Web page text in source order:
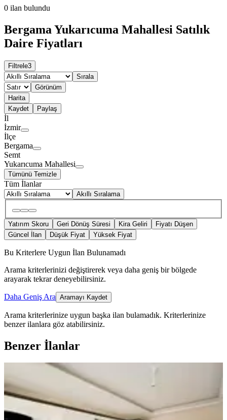
0 ilan bulundu
Bergama Yukarıcuma Mahallesi Satılık
Daire Fiyatları
Filtrele3
Sırala
Görünüm
Harita
Kaydet
Paylaş
İl
İzmir
İlçe
Bergama
Semt
Yukarıcuma Mahallesi
Tümünü Temizle
Tüm İlanlar
Akıllı Sıralama
Yatırım Skoru Geri Dönüş Süresi Kira Geliri
Fiyatı Düşen
Güncel İlan
Düşük Fiyat Yüksek Fiyat
Bu Kriterlere Uygun İlan Bulunamadı
Arama kriterlerinizi değiştirerek veya daha geniş bir bölgede
arayarak tekrar deneyebilirsiniz.
Daha Geniş Ara Aramayı Kaydet
Arama kriterlerinize uygun başka ilan bulamadık. Kriterlerinize
benzer ilanlara göz atabilirsiniz.
Benzer İlanlar
ÖNE ÇIKAN
Mega Gayrimenkulden Fatih Mah
Satılık 3+1 Sıfır Daire
Bergama, Fatih Mahallesi